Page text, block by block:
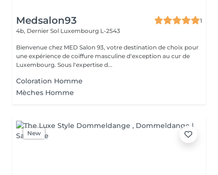
Medsalon93
1
4b, Dernier Sol Luxembourg L-2543
Bienvenue chez MED Salon 93, votre destination de choix pour
une expérience de coiffure masculine d'exception au cur de
Luxembourg. Sous l'expertise d...
Coloration Homme
Mèches Homme
New